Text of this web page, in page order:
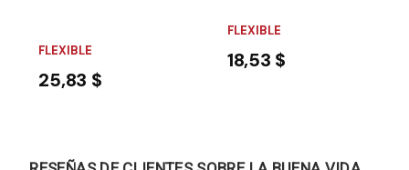
FLEXIBLE
25,83 $
FLEXIBLE
18,53 $